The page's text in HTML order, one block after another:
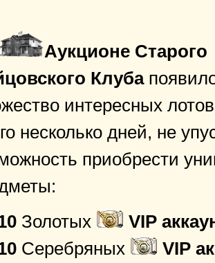
Аукционе Старого
Клуба
интересных
несколько дней, не
приобрести
Золотых
VIP
Серебряных
VIP